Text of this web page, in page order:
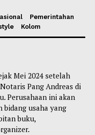
Pemerintahan
Kolom
Mei 2024 setelah
Pang Andreas di
Perusahaan ini akan
usaha yang
buku,